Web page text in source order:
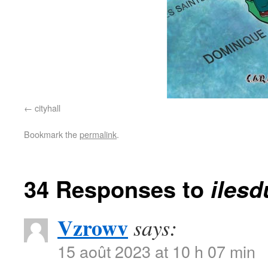
cityhall
Bookmark thepermalink.
34 Responses to
Vzrowvsays:
15 août 2023 at 10 h 07 min